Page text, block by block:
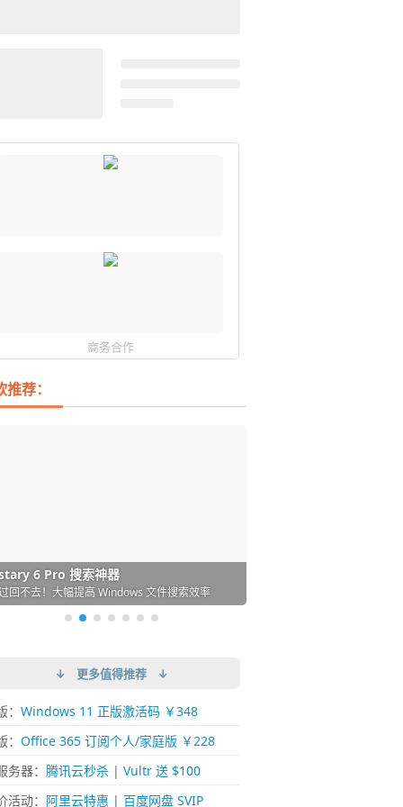
商务合作
荐：
必备的下载神器
的 Windows 平台下载工具
6 Pro 搜索神器
回不去！大幅提高 Windows 文件搜索效率
桌面图标自动整理/美化神器
必备！图标再多桌面也不再凌乱！
Desktop 虚拟机
上流畅运行 Windows (支持 M 芯片)
下载网络视频的神器 (Mac)
下视频，超简单好用！谁用谁知道
- 极简好用的 Markdown 编辑器
写作体验！跨平台支持 Win / Mac
↓ 更多值得推荐 ↓
Windows 11 正版激活码 ￥348
Office 365 订阅个人/家庭版 ￥228
务器： 腾讯云秒杀| Vultr 送 $100
活动： 阿里云特惠 | 百度网盘 SVIP